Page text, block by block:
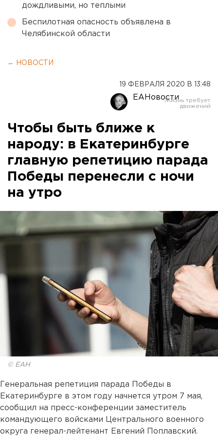
дождливыми, но теплыми
Беспилотная опасность объявлена в
Челябинской области
← НОВОСТИ
19 ФЕВРАЛЯ 2020 В 13:48
ЕАНовости
Чтобы быть ближе к
народу: в Екатеринбурге
главную репетицию парада
Победы перенесли с ночи
на утро
© ЕАН
Генеральная репетиция парада Победы в
Екатеринбурге в этом году начнется утром 7 мая,
сообщил на пресс-конференции заместитель
командующего войсками Центрального военного
округа генерал-лейтенант Евгений Поплавский.